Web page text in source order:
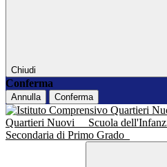
Chiudi
Conferma
Annulla Conferma
Quartieri Nuovi
Scuola
Secondaria di Primo Grado